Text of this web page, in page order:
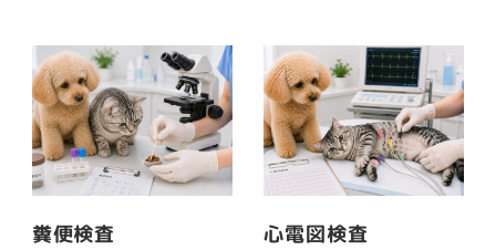
糞便検査 心電図検査